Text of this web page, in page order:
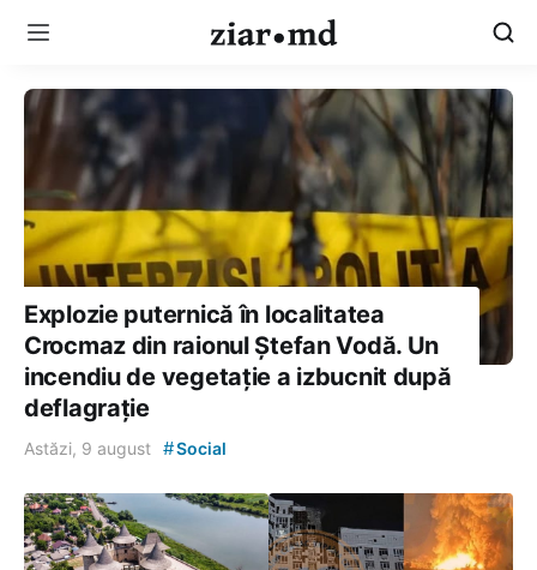
Explozie puternică în localitatea
Crocmaz din raionul Ștefan Vodă. Un
incendiu de vegetație a izbucnit după
deflagrație
Astăzi, 9 august #Social